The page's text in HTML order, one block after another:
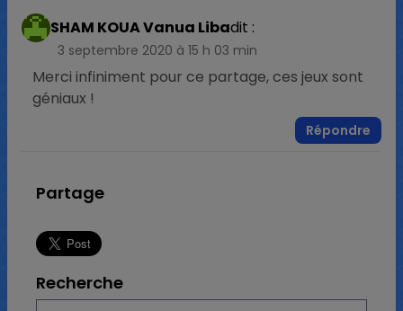
SHAM KOUA Vanua Libadit :
3 septembre 2020 à 15 h 03 min
Merci infiniment pour ce partage, ces jeux sont
géniaux !
Répondre
Partage
Recherche